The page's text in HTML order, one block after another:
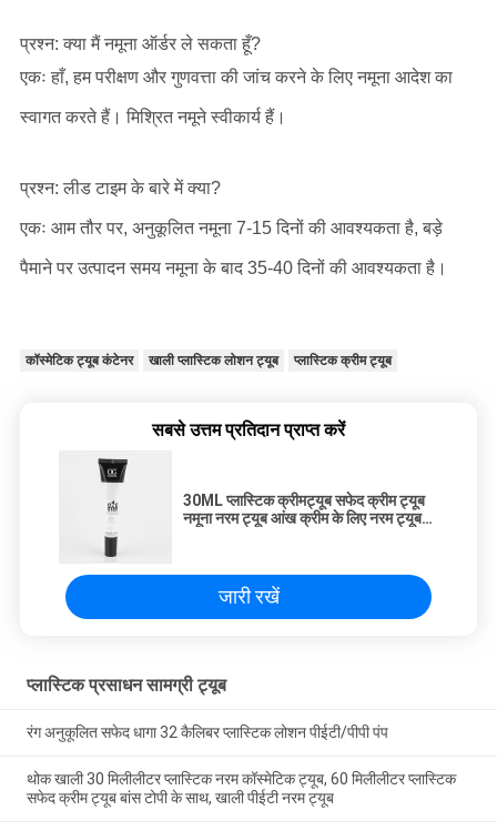
प्रश्न: क्या मैं नमूना ऑर्डर ले सकता हूँ?
एकः हाँ, हम परीक्षण और गुणवत्ता की जांच करने के लिए नमूना आदेश का
स्वागत करते हैं। मिश्रित नमूने स्वीकार्य हैं।
प्रश्न: लीड टाइम के बारे में क्या?
एकः आम तौर पर, अनुकूलित नमूना 7-15 दिनों की आवश्यकता है, बड़े
पैमाने पर उत्पादन समय नमूना के बाद 35-40 दिनों की आवश्यकता है।
कॉस्मेटिक ट्यूब कंटेनर खाली प्लास्टिक लोशन ट्यूब प्लास्टिक क्रीम ट्यूब
सबसे उत्तम प्रतिदान प्राप्त करें
30ML प्लास्टिक क्रीमट्यूब सफेद क्रीम ट्यूब
नमूना नरम ट्यूब आंख क्रीम के लिए नरम ट्यूब
जारी रखें
प्लास्टिक प्रसाधन सामग्री ट्यूब
रंग अनुकूलित सफेद धागा 32 कैलिबर प्लास्टिक लोशन पीईटी/पीपी पंप
थोक खाली 30 मिलीलीटर प्लास्टिक नरम कॉस्मेटिक ट्यूब, 60 मिलीलीटर प्लास्टिक
सफेद क्रीम ट्यूब बांस टोपी के साथ, खाली पीईटी नरम ट्यूब